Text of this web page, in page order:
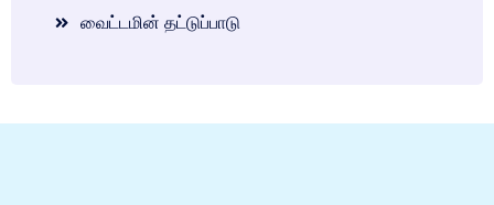
வைட்டமின் தட்டுப்பாடு